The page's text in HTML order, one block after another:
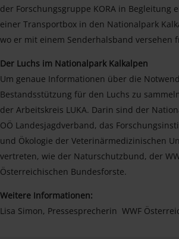
der Forschungsgruppe KORA in Begleitung
einer Transportbox in den Nationalpark
wo er mit einem Senderhalsband versehen
Der Luchs im Nationalpark Kalkalpen
Um genaue Informationen über die
Bestandsstützung für den Luchs zu
der Arbeitskreis LUKA. Darin sind der
OÖ Landesjagdverband, das
und Ökologie der Veterinärmedizinischen
vertreten, wie der Naturschutzbund, der
Österreichischen Bundesforste.
Weitere Informationen:
Lisa Simon, Pressesprecherin WWF